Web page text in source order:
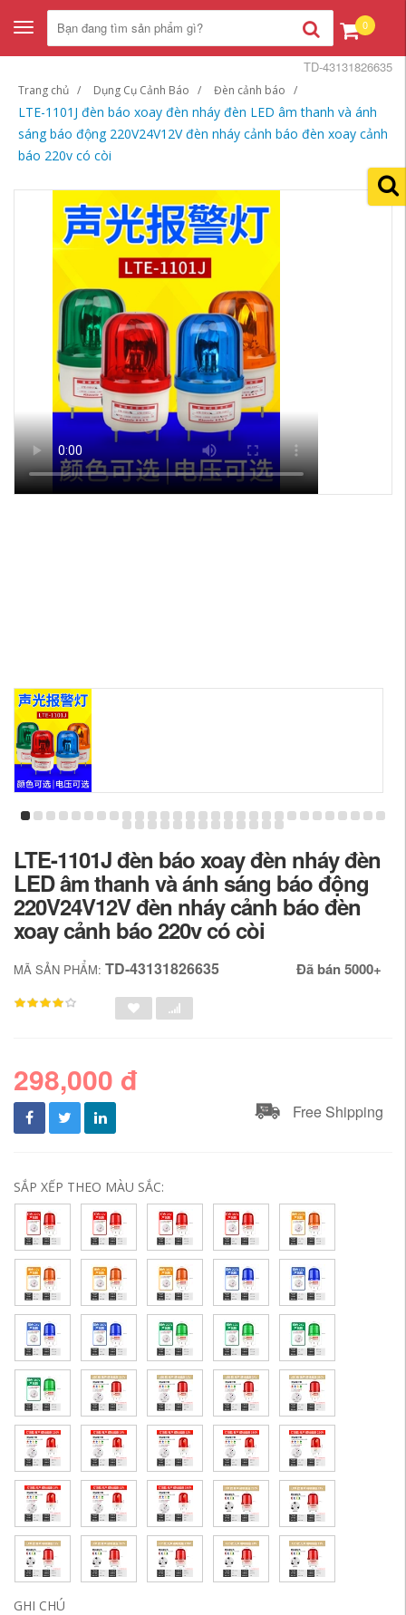
Toggle
navigation
0
Trang chủ Dụng Cụ Cảnh Báo Đèn cảnh báo
LTE-1101J đèn báo xoay đèn nháy đèn LED âm thanh và ánh
sáng báo động 220V24V12V đèn nháy cảnh báo đèn xoay cảnh
báo 220v có còi
TD-43131826635
LTE-1101J đèn báo xoay đèn nháy đèn
LED âm thanh và ánh sáng báo động
220V24V12V đèn nháy cảnh báo đèn
xoay cảnh báo 220v có còi
MÃ SẢN PHẨM: TD-43131826635 Đã bán 5000+
298,000 đ
Free Shipping
SẮP XẾP THEO MÀU SẮC:
GHI CHÚ